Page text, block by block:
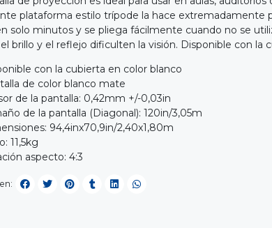
plataforma estilo trípode la hace extremadamente
solo minutos y se pliega fácilmente cuando no se
brillo y el reflejo dificulten la visión. Disponible con la
con la cubierta en color blanco
de color blanco mate
de la pantalla: 0,42mm +/-0,03in
de la pantalla (Diagonal): 120in/3,05m
94,4inx70,9in/2,40x1,80m
11,5kg
aspecto: 4:3